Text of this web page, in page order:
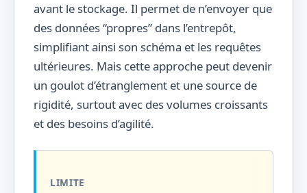
avant le stockage. Il permet de n’envoyer que
des données “propres” dans l’entrepôt,
simplifiant ainsi son schéma et les requêtes
ultérieures. Mais cette approche peut devenir
un goulot d’étranglement et une source de
rigidité, surtout avec des volumes croissants
et des besoins d’agilité.
LIMITE